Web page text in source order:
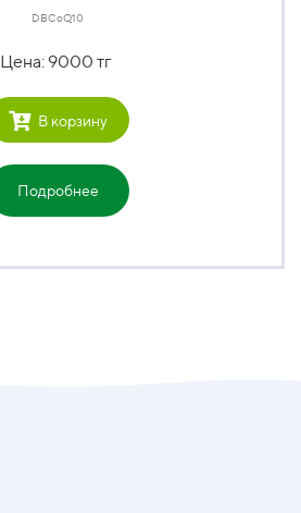
DBCoQ10
Цена: 9000 тг
В корзину
Подробнее